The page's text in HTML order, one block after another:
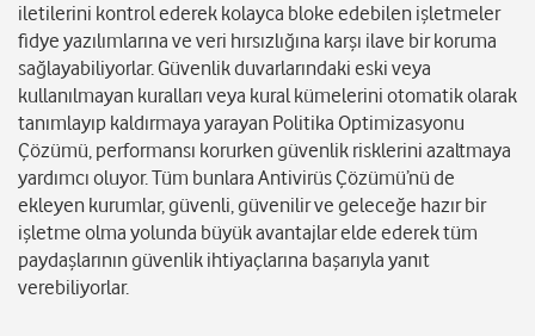
iletilerini kontrol ederek kolayca bloke edebilen işletmeler
fidye yazılımlarına ve veri hırsızlığına karşı ilave bir koruma
sağlayabiliyorlar. Güvenlik duvarlarındaki eski veya
kullanılmayan kuralları veya kural kümelerini otomatik olarak
tanımlayıp kaldırmaya yarayan Politika Optimizasyonu
Çözümü, performansı korurken güvenlik risklerini azaltmaya
yardımcı oluyor. Tüm bunlara Antivirüs Çözümü’nü de
ekleyen kurumlar, güvenli, güvenilir ve geleceğe hazır bir
işletme olma yolunda büyük avantajlar elde ederek tüm
paydaşlarının güvenlik ihtiyaçlarına başarıyla yanıt
verebiliyorlar.